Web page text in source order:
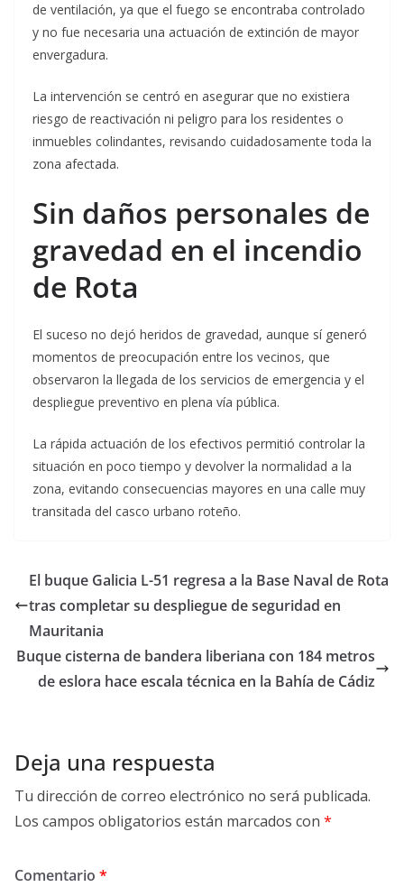
de ventilación, ya que el fuego se encontraba controlado
y no fue necesaria una actuación de extinción de mayor
envergadura.
La intervención se centró en asegurar que no existiera
riesgo de reactivación ni peligro para los residentes o
inmuebles colindantes, revisando cuidadosamente toda la
zona afectada.
Sin daños personales de
gravedad en el incendio
de Rota
El suceso no dejó heridos de gravedad, aunque sí generó
momentos de preocupación entre los vecinos, que
observaron la llegada de los servicios de emergencia y el
despliegue preventivo en plena vía pública.
La rápida actuación de los efectivos permitió controlar la
situación en poco tiempo y devolver la normalidad a la
zona, evitando consecuencias mayores en una calle muy
transitada del casco urbano roteño.
El buque Galicia L-51 regresa a la Base Naval de Rota
tras completar su despliegue de seguridad en
Mauritania
Buque cisterna de bandera liberiana con 184 metros
de eslora hace escala técnica en la Bahía de Cádiz
Deja una respuesta
Tu dirección de correo electrónico no será publicada.
Los campos obligatorios están marcados con *
Comentario *